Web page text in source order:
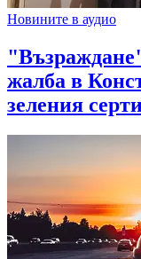
Новините в аудио
жалба в
зеления